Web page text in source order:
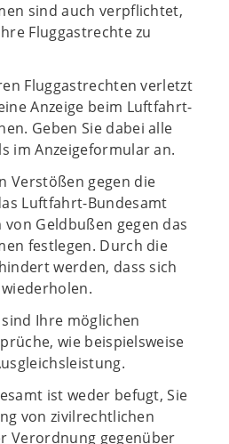
sind auch verpflichtet,
Fluggastrechte zu
Fluggastrechten verletzt
Anzeige beim Luftfahrt-
Geben Sie dabei alle
im Anzeigeformular an.
Verstößen gegen die
Luftfahrt-Bundesamt
Geldbußen gegen das
festlegen. Durch die
werden, dass sich
Ihre möglichen
wie beispielsweise
ist weder befugt, Sie
von zivilrechtlichen
Verordnung gegenüber